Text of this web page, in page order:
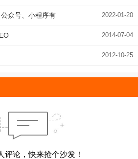
2022-01-20
众号、小程序有
什么 2014-07-04
2012-10-25
评论，快来抢个沙发！